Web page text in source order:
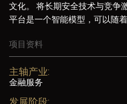
文化。 将长期安全技术与竞争
平台是一个智能模型，可以随
项目资料
主轴产业:
金融服务